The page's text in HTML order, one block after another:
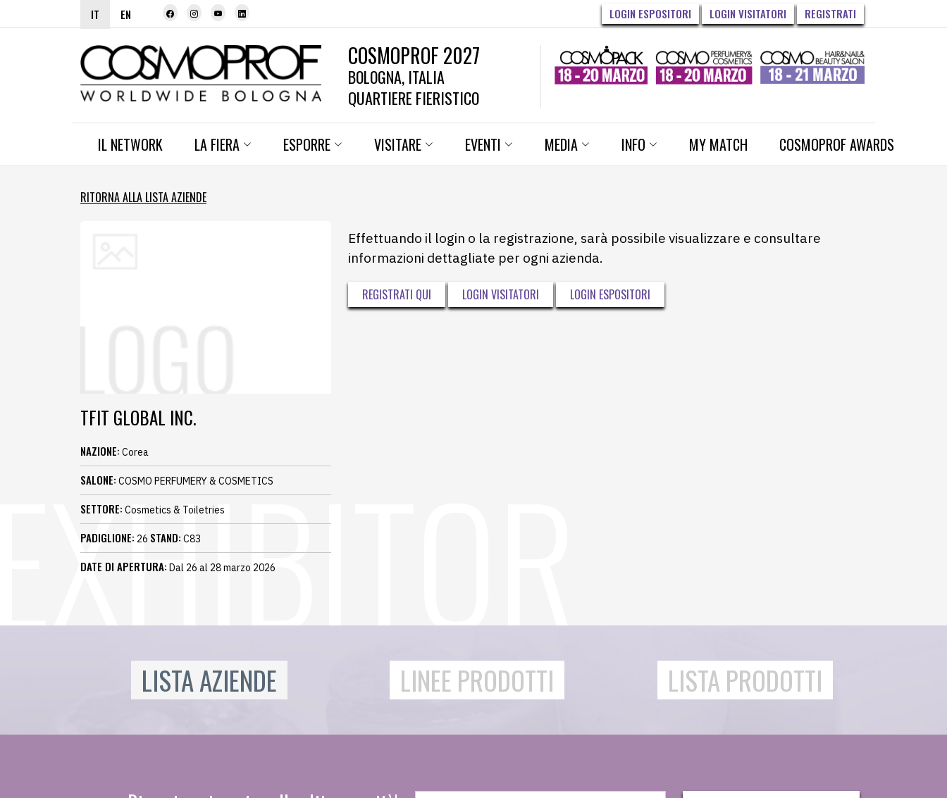
IT EN LOGIN ESPOSITORI LOGIN VISITATORI REGISTRATI
COSMOPROF 2027
BOLOGNA, ITALIA
QUARTIERE FIERISTICO
IL NETWORK LA FIERA ESPORRE VISITARE EVENTI MEDIA INFO MY MATCH COSMOPROF AWARDS
RITORNA ALLA LISTA AZIENDE
TFIT GLOBAL INC.
NAZIONE: Corea
SALONE: COSMO PERFUMERY & COSMETICS
SETTORE: Cosmetics & Toiletries
PADIGLIONE: 26 STAND: C83
DATE DI APERTURA: Dal 26 al 28 marzo 2026
Effettuando il login o la registrazione, sarà possibile visualizzare e consultare
informazioni dettagliate per ogni azienda.
REGISTRATI QUI LOGIN VISITATORI LOGIN ESPOSITORI
LISTA AZIENDE LINEE PRODOTTI LISTA PRODOTTI